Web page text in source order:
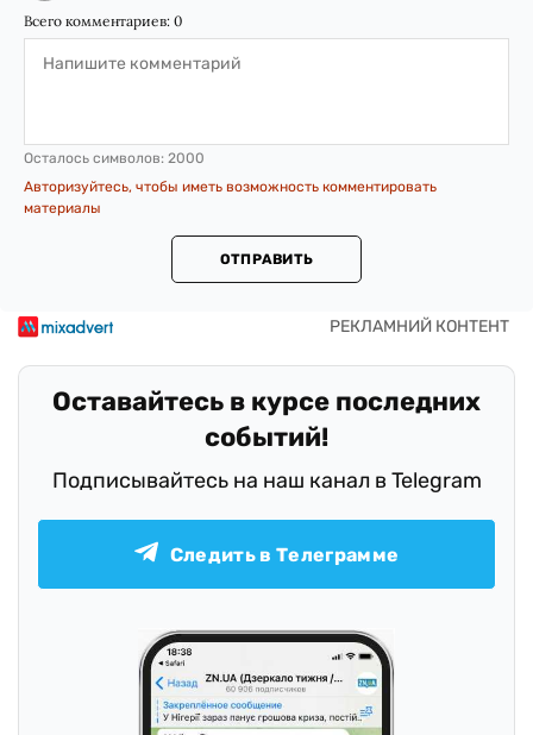
Всего комментариев: 0
Осталось символов: 2000
Авторизуйтесь, чтобы иметь возможность комментировать
материалы
ОТПРАВИТЬ
Оставайтесь в курсе последних
событий!
Подписывайтесь на наш канал в Telegram
Следить в Телеграмме